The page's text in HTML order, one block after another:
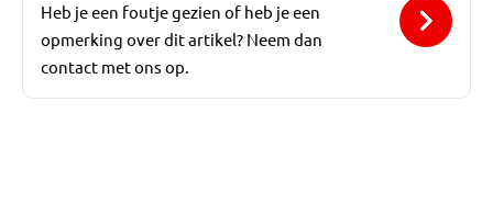
Heb je een foutje gezien of heb je een
opmerking over dit artikel? Neem dan
contact met ons op.